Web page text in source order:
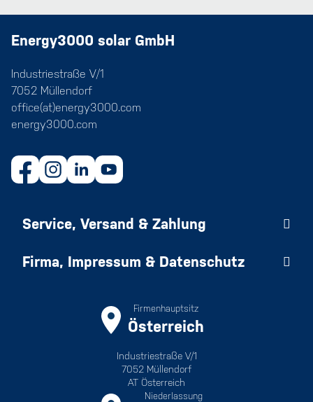
Energy3000 solar GmbH
Industriestraße V/1
7052 Müllendorf
office(at)energy3000.com
energy3000.com
Service, Versand & Zahlung
Firma, Impressum & Datenschutz
Firmenhauptsitz
Österreich
Industriestraße V/1
7052 Müllendorf
AT Österreich
Niederlassung